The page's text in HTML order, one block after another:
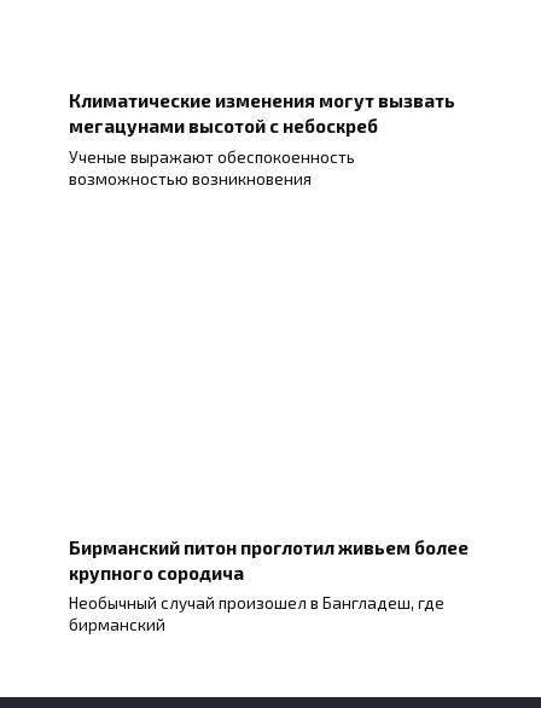
Климатические изменения могут вызвать
мегацунами высотой с небоскреб
Ученые выражают обеспокоенность
возможностью возникновения
Бирманский питон проглотил живьем более
крупного сородича
Необычный случай произошел в Бангладеш, где
бирманский